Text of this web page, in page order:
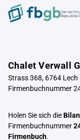
Republik
Chalet Verwall
Strass 368, 6764 Lech
Firmenbuchnummer
Holen Sie sich die
Firmenbuchnummer
Firmenbuch.